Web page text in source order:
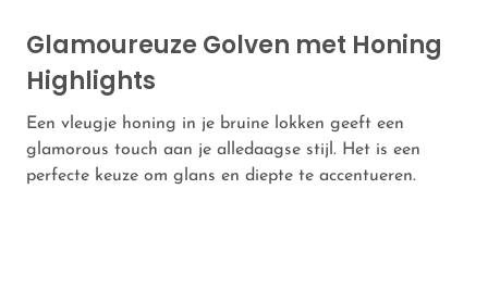
Glamoureuze Golven met Honing
Highlights
Een vleugje honing in je bruine lokken geeft een
glamorous touch aan je alledaagse stijl. Het is een
perfecte keuze om glans en diepte te accentueren.